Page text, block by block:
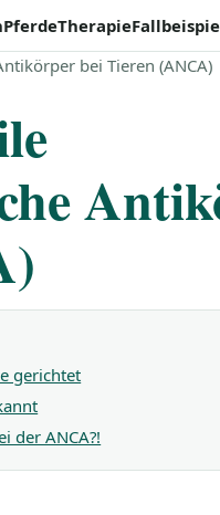
PferdeTherapie
bei Tieren (ANCA)
gerichtet
der ANCA?!